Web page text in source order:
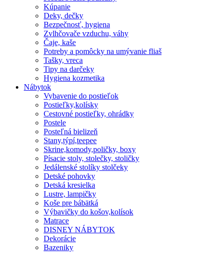
Kúpanie
Deky, dečky
Bezpečnosť, hygiena
Zvlhčovače vzduchu, váhy
Čaje, kaše
Potreby a pomôcky na umývanie fliaš
Tašky, vreca
Tipy na darčeky
Hygiena kozmetika
Nábytok
Vybavenie do postieľok
Postieľky,kolísky
Cestovné postieľky, ohrádky
Postele
Posteľná bielizeň
Stany,týpí,teepee
Skrine,komody,poličky, boxy
Písacie stoly, stolečky, stoličky
Jedálenské stolíky stolčeky
Detské pohovky
Detská kresielka
Lustre, lampičky
Koše pre bábätká
Výbavičky do košov,kolísok
Matrace
DISNEY NÁBYTOK
Dekorácie
Bazeniky